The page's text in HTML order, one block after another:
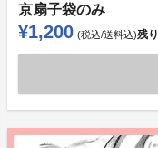
京扇子袋のみ
¥1,200 (税込/送料込)残り